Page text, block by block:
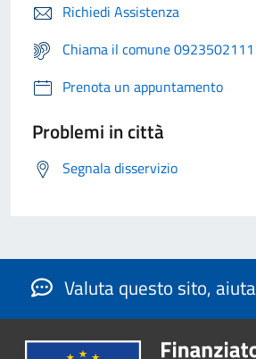
Richiedi Assistenza
Chiama il comune 0923502111
Prenota un appuntamento
Problemi in città
Segnala disservizio
Valuta questo sito,